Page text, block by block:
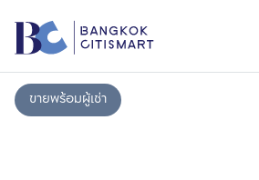
ขายพร้อมผู้เช่า